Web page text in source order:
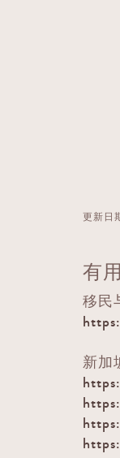
更新日
有
移民
新加